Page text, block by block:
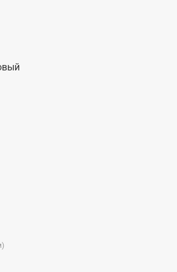
аромата Formula Sexy №9 подарит
настроения на весь день. Освежающая
нектарина и апельсина дополнены
Эта композиция - истинное
оставляющая яркие воспоминания.